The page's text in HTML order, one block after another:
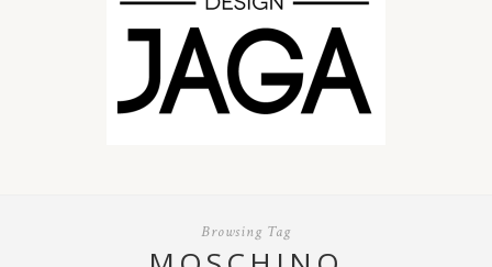
Browsing Tag